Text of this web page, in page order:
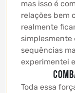
mas isso é
relações bem
realmente
simplesmente
sequências
experimentei
Toda essa